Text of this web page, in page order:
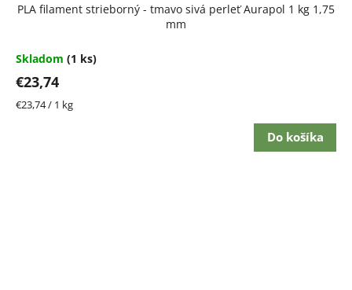
PLA filament strieborný - tmavo sivá perleť Aurapol 1 kg 1,75
mm
Skladom (1 ks)
€23,74
Jednotková
€23,74 / 1 kg
Do košíka